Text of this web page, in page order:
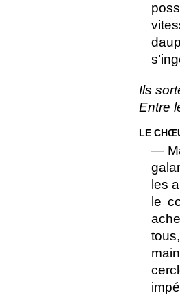
Ils
Entre
LE
—
les
le